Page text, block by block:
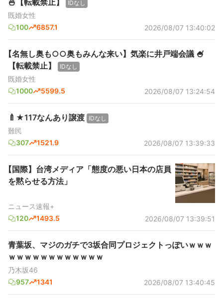
🍜【転載禁止】
IDなし
既婚女性
100
6857.1 2026/08/07 13:40:02
【名無し奥も○○奥もみんな来い】気楽に井戸端会議 🍧
【転載禁止】
IDなし
既婚女性
1000
5599.5 2026/08/07 13:24:54
🍼★117なんあり譲渡 IDなし
難民
307
1521.9 2026/08/07 13:39:33
【国際】台湾メディア「態度の悪い日本の店員
を黙らせる方法」
ニュース速報+
120
1493.5 2026/08/07 13:39:51
青葉坂、マジのガチで3坂合同プロジェクトっぽいｗｗｗ
ｗｗｗｗｗｗｗｗｗｗｗｗ
乃木坂46
957
1341 2026/08/07 13:40:45